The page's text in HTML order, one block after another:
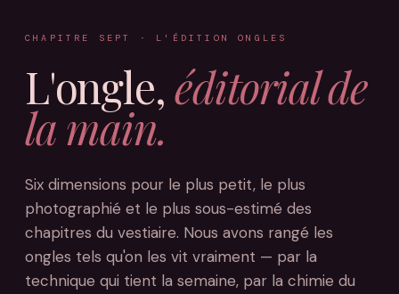
CHAPITRE SEPT · L'ÉDITION ONGLES
L'ongle,éditorial de
la main.
Six dimensions pour le plus petit, le plus
photographié et le plus sous-estimé des
chapitres du vestiaire. Nous avons rangé les
ongles tels qu'on les vit vraiment — par la
technique qui tient la semaine, par la chimie du